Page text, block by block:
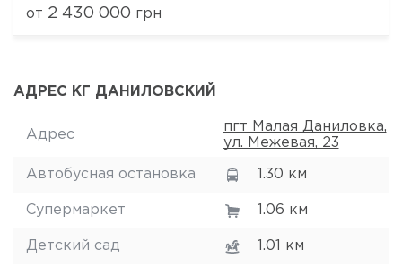
от 2 430 000 грн
АДРЕС КГ ДАНИЛОВСКИЙ
Адрес
пгт Малая Даниловка,
ул. Межевая, 23
Автобусная остановка 1.30 км
Супермаркет 1.06 км
Детский сад 1.01 км